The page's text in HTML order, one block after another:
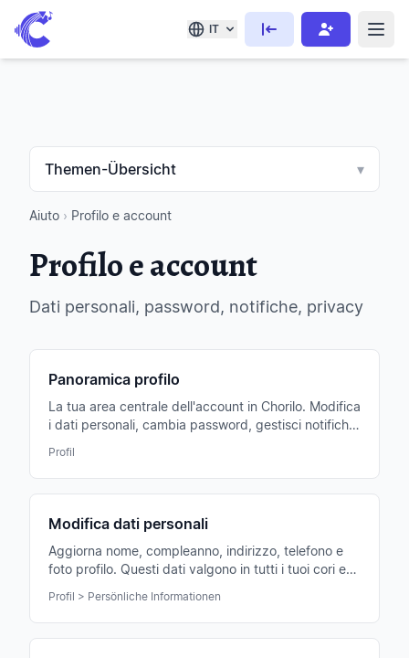
IT
Themen-Übersicht ▾
Aiuto › Profilo e account
Profilo e account
Dati personali, password, notifiche, privacy
Panoramica profilo
La tua area centrale dell'account in Chorilo. Modifica
i dati personali, cambia password, gestisci notifiche
Profil
Modifica dati personali
Aggiorna nome, compleanno, indirizzo, telefono e
foto profilo. Questi dati valgono in tutti i tuoi cori e
Profil > Persönliche Informationen